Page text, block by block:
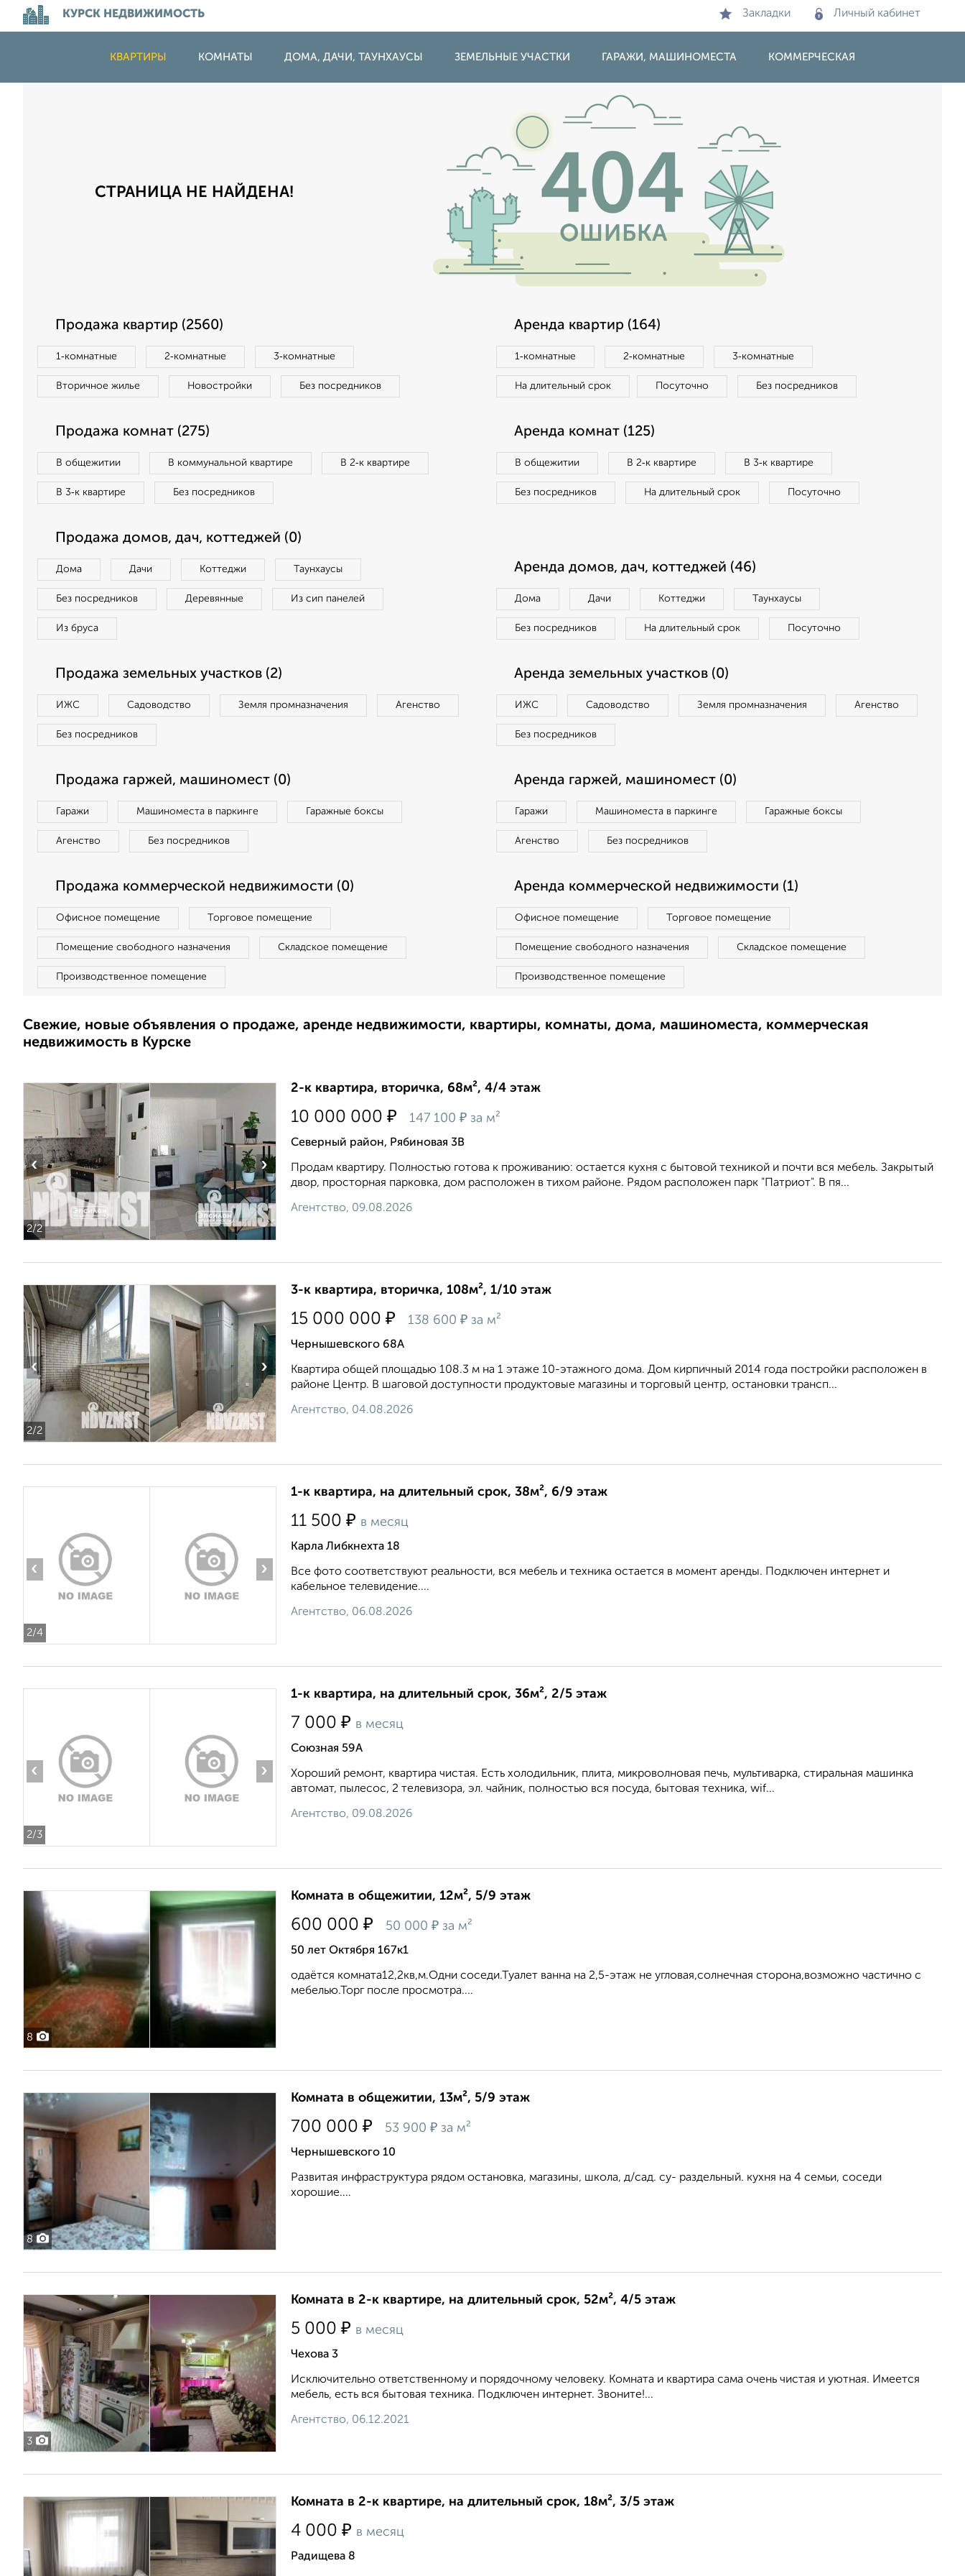
КУРСК НЕДВИЖИМОСТЬ Закладки Личный кабинет
КВАРТИРЫ КОМНАТЫ ДОМА, ДАЧИ, ТАУНХАУСЫ ЗЕМЕЛЬНЫЕ УЧАСТКИ ГАРАЖИ, МАШИНОМЕСТА КОММЕРЧЕСКАЯ
СТРАНИЦА НЕ НАЙДЕНА!
Продажа квартир (2560)
1‑комнатные 2‑комнатные 3‑комнатные
Вторичное жилье Новостройки Без посредников
Аренда квартир (164)
1‑комнатные 2‑комнатные 3‑комнатные
На длительный срок Посуточно Без посредников
Продажа комнат (275)
В общежитии В коммунальной квартире В 2‑к квартире
В 3‑к квартире Без посредников
Аренда комнат (125)
В общежитии В 2‑к квартире В 3‑к квартире
Без посредников На длительный срок Посуточно
Продажа домов, дач, коттеджей (0)
Дома Дачи Коттеджи Таунхаусы
Без посредников Деревянные Из сип панелей
Из бруса
Аренда домов, дач, коттеджей (46)
Дома Дачи Коттеджи Таунхаусы
Без посредников На длительный срок Посуточно
Продажа земельных участков (2)
ИЖС Садоводство Земля промназначения Агенство
Без посредников
Аренда земельных участков (0)
ИЖС Садоводство Земля промназначения Агенство
Без посредников
Продажа гаржей, машиномест (0)
Гаражи Машиноместа в паркинге Гаражные боксы
Агенство Без посредников
Аренда гаржей, машиномест (0)
Гаражи Машиноместа в паркинге Гаражные боксы
Агенство Без посредников
Продажа коммерческой недвижимости (0)
Офисное помещение Торговое помещение
Помещение свободного назначения Складское помещение
Производственное помещение
Аренда коммерческой недвижимости (1)
Офисное помещение Торговое помещение
Помещение свободного назначения Складское помещение
Производственное помещение
Свежие, новые объявления о продаже, аренде недвижимости, квартиры, комнаты, дома, машиноместа, коммерческая
недвижимость в Курске
2/2
‹ ›
2-к квартира, вторичка, 68м², 4/4 этаж
10 000 000 ₽ 147 100 ₽ за м²
Северный район, Рябиновая 3В
Продам квартиру. Полностью готова к проживанию: остается кухня с бытовой техникой и почти вся мебель. Закрытый
двор, просторная парковка, дом расположен в тихом районе. Рядом расположен парк "Патриот". В пя...
Агентство, 09.08.2026
2/2
‹ ›
3-к квартира, вторичка, 108м², 1/10 этаж
15 000 000 ₽ 138 600 ₽ за м²
Чернышевского 68А
Квартира общей площадью 108.3 м на 1 этаже 10-этажного дома. Дом кирпичный 2014 года постройки расположен в
районе Центр. В шаговой доступности продуктовые магазины и торговый центр, остановки трансп...
Агентство, 04.08.2026
2/4
‹ ›
1-к квартира, на длительный срок, 38м², 6/9 этаж
11 500 ₽ в месяц
Карла Либкнехта 18
Все фото соответствуют реальности, вся мебель и техника остается в момент аренды. Подключен интернет и
кабельное телевидение....
Агентство, 06.08.2026
2/3
‹ ›
1-к квартира, на длительный срок, 36м², 2/5 этаж
7 000 ₽ в месяц
Союзная 59А
Хороший ремонт, квартира чистая. Есть холодильник, плита, микроволновая печь, мультиварка, стиральная машинка
автомат, пылесос, 2 телевизора, эл. чайник, полностью вся посуда, бытовая техника, wif...
Агентство, 09.08.2026
8
Комната в общежитии, 12м², 5/9 этаж
600 000 ₽ 50 000 ₽ за м²
50 лет Октября 167к1
одаётся комната12,2кв,м.Одни соседи.Туалет ванна на 2,5-этаж не угловая,солнечная сторона,возможно частично с
мебелью.Торг после просмотра....
8
Комната в общежитии, 13м², 5/9 этаж
700 000 ₽ 53 900 ₽ за м²
Чернышевского 10
Развитая инфраструктура рядом остановка, магазины, школа, д/сад. су- раздельный. кухня на 4 семьи, соседи
хорошие....
3
Комната в 2-к квартире, на длительный срок, 52м², 4/5 этаж
5 000 ₽ в месяц
Чехова 3
Исключительно ответственному и порядочному человеку. Комната и квартира сама очень чистая и уютная. Имеется
мебель, есть вся бытовая техника. Подключен интернет. Звоните!...
Агентство, 06.12.2021
Комната в 2-к квартире, на длительный срок, 18м², 3/5 этаж
4 000 ₽ в месяц
Радищева 8